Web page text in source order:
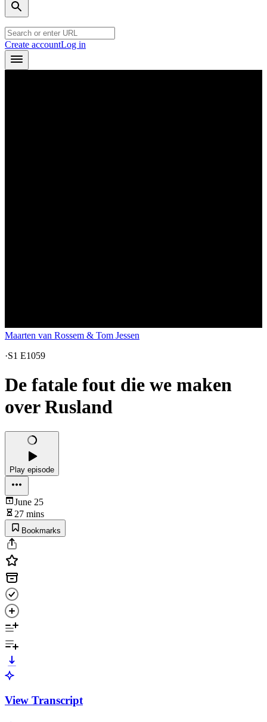
Create accountLog in
Maarten van Rossem & Tom Jessen
·S1 E1059
De fatale fout die we maken
over Rusland
Play episode
June 25
27 mins
Bookmarks
View Transcript